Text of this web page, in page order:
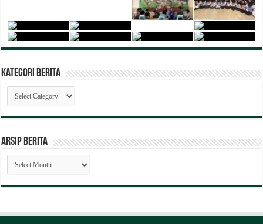
Kategori Berita
Kategori
Berita
ARSIP BERITA
ARSIP
BERITA